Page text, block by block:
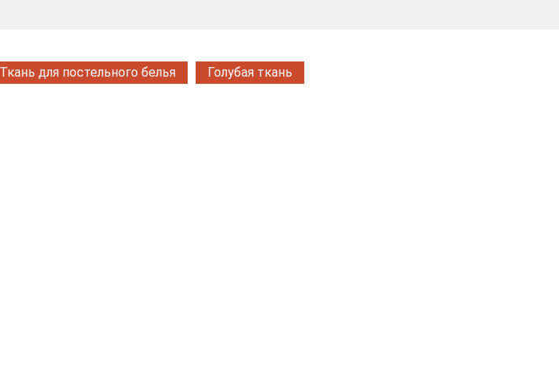
Ткань для постельного белья Голубая ткань